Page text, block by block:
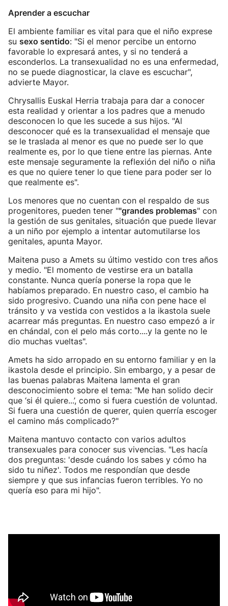
Aprender a escuchar
El ambiente familiar es vital para que el niño exprese
su sexo sentido: "Si el menor percibe un entorno
favorable lo expresará antes, y si no tenderá a
esconderlos. La transexualidad no es una enfermedad,
no se puede diagnosticar, la clave es escuchar",
advierte Mayor.
Chrysallis Euskal Herria trabaja para dar a conocer
esta realidad y orientar a los padres que a menudo
desconocen lo que les sucede a sus hijos. "Al
desconocer qué es la transexualidad el mensaje que
se le traslada al menor es que no puede ser lo que
realmente es, por lo que tiene entre las piernas. Ante
este mensaje seguramente la reflexión del niño o niña
es que no quiere tener lo que tiene para poder ser lo
que realmente es".
Los menores que no cuentan con el respaldo de sus
progenitores, pueden tener ""grandes problemas" con
la gestión de sus genitales, situación que puede llevar
a un niño por ejemplo a intentar automutilarse los
genitales, apunta Mayor.
Maitena puso a Amets su último vestido con tres años
y medio. "El momento de vestirse era un batalla
constante. Nunca quería ponerse la ropa que le
habíamos preparado. En nuestro caso, el cambio ha
sido progresivo. Cuando una niña con pene hace el
tránsito y va vestida con vestidos a la ikastola suele
acarrear más preguntas. En nuestro caso empezó a ir
en chándal, con el pelo más corto....y la gente no le
dio muchas vueltas".
Amets ha sido arropado en su entorno familiar y en la
ikastola desde el principio. Sin embargo, y a pesar de
las buenas palabras Maitena lamenta el gran
desconocimiento sobre el tema: "Me han solido decir
que ‘si él quiere...’, como si fuera cuestión de voluntad.
Si fuera una cuestión de querer, quien querría escoger
el camino más complicado?"
Maitena mantuvo contacto con varios adultos
transexuales para conocer sus vivencias. "Les hacía
dos preguntas: 'desde cuándo los sabes y cómo ha
sido tu niñez'. Todos me respondían que desde
siempre y que sus infancias fueron terribles. Yo no
quería eso para mi hijo".